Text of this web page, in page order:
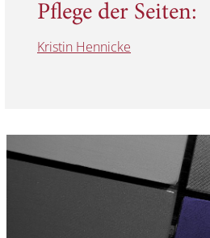
Pflege der Seiten:
Kristin Hennicke